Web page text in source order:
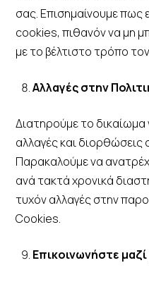
σας. Επισημαίνουμε πως
cookies, πιθανόν να μη
με το βέλτιστο τρόπο
Αλλαγές στην
Διατηρούμε το
αλλαγές και διορθώσεις
Παρακαλούμε να
ανά τακτά χρονικά
τυχόν αλλαγές στην
Cookies.
Επικοινωνήστε